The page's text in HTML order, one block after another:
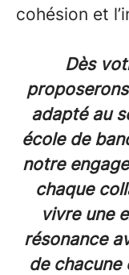
cohésion et
Dès
adapté au
école de
notre
chaque
vivre une
résonance
de chacune